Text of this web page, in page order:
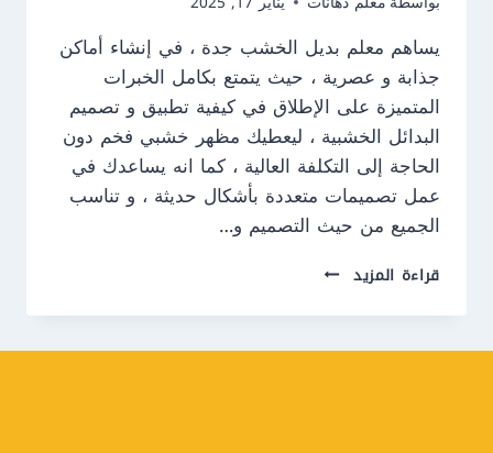
يساهم معلم بديل الخشب جدة ، في إنشاء أماكن
جذابة و عصرية ، حيث يتمتع بكامل الخبرات
المتميزة على الإطلاق في كيفية تطبيق و تصميم
البدائل الخشبية ، ليعطيك مظهر خشبي فخم دون
الحاجة إلى التكلفة العالية ، كما انه يساعدك في
عمل تصميمات متعددة بأشكال حديثة ، و تناسب
الجميع من حيث التصميم و…
قراءة المزيد معلم
الخشب